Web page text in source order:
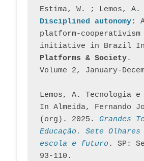
Estima, W. ; Lemos, A.
Disciplined autonomy:
platform-cooperativism
initiative in Brazil In
Platforms & Society.
Volume 2, January-
Lemos, A. Tecnologia e
In Almeida, Fernando
(org). 2025. Grandes
Educação. Sete Olhares
escola e futuro. SP:
93-110.